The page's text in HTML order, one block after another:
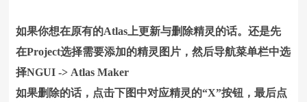
如果你想在原有的Atlas上更新与删除精灵的话。还是先
在Project选择需要添加的精灵图片，然后导航菜单栏中选
择NGUI -> Atlas Maker
如果删除的话，点击下图中对应精灵的“X”按钮，最后点